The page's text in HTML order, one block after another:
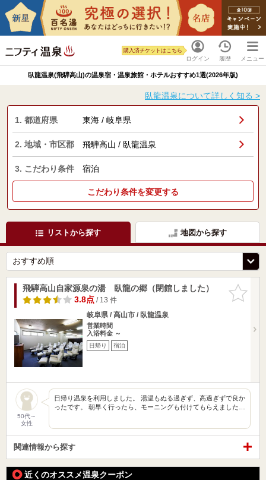
ログイン
購入済チケットはこちら
履歴 メニュー
臥龍温泉(飛騨高山)の温泉宿・温泉旅館・ホテルおすすめ1選(2026年版)
臥龍温泉について詳しく知る >
1. 都道府県 東海 / 岐阜県
2. 地域・市区郡 飛騨高山 / 臥龍温泉
3. こだわり条件 宿泊
こだわり条件を変更する
リストから探す 地図から探す
お気に入
りに追加
飛騨高山自家源泉の湯 臥龍の郷（閉館しました）
3.8点/ 13 件
岐阜県 / 高山市 / 臥龍温泉
営業時間
入浴料金 ～
日帰り 宿泊
50代～
女性
日帰り温泉を利用しました。 湯温もぬる過ぎず、高過ぎずで良か
ったです。 朝早く行ったら、モーニングも付けてもらえました…
関連情報から探す
近くのオススメ温泉クーポン